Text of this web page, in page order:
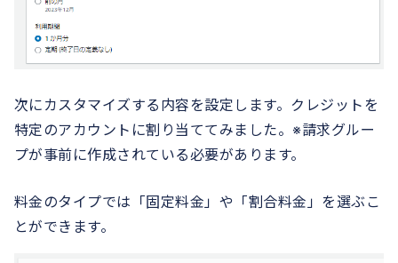
次にカスタマイズする内容を設定します。クレジットを
特定のアカウントに割り当ててみました。※請求グルー
プが事前に作成されている必要があります。
料金のタイプでは「固定料金」や「割合料金」を選ぶこ
とができます。